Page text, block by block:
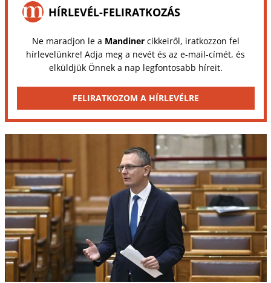
HÍRLEVÉL-FELIRATKOZÁS
Ne maradjon le a Mandinercikkeiről, iratkozzon fel
hírlevelünkre! Adja meg a nevét és az e-mail-címét, és
elküldjük Önnek a nap legfontosabb híreit.
FELIRATKOZOM A HÍRLEVÉLRE